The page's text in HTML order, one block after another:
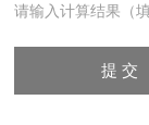
请输入计算结果（